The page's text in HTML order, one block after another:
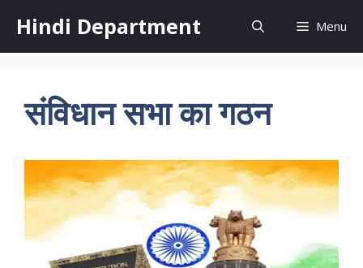
content
Hindi Department Menu
संविधान सभा का गठन